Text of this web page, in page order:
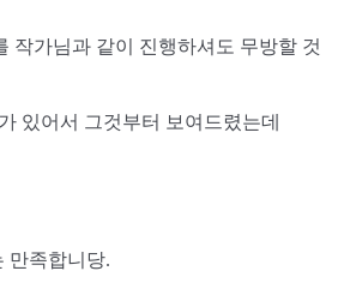
작가님과 같이 진행하셔도 무방할 것
있어서 그것부터 보여드렸는데
만족합니당.